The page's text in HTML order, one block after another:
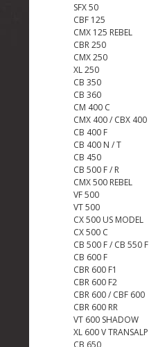
SFX 50
CBF 125
CMX 125 REBEL
CBR 250
CMX 250
XL 250
CB 350
CB 360
CM 400 C
CMX 400 / CBX 400
CB 400 F
CB 400 N / T
CB 450
CB 500 F / R
CMX 500 REBEL
VF 500
VT 500
CX 500 US MODEL
CX 500 C
CB 500 F / CB 550 F
CB 600 F
CBR 600 F1
CBR 600 F2
CBR 600 / CBF 600
CBR 600 RR
VT 600 SHADOW
XL 600 V TRANSALP
CB 650